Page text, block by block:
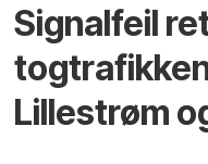
Signalfeil
Lillestrøm